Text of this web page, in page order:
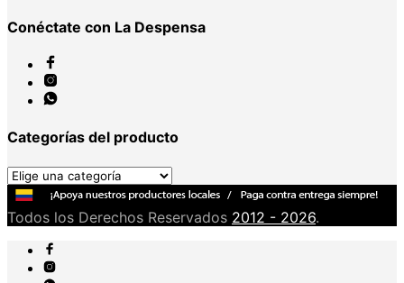
Conéctate con La Despensa
Categorías del producto
Todos los Derechos Reservados 2012 - 2026.